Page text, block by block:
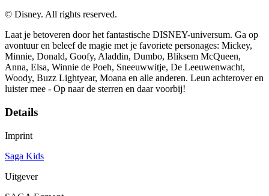
© Disney. All rights reserved.
Laat je betoveren door het fantastische DISNEY-universum. Ga op
avontuur en beleef de magie met je favoriete personages: Mickey,
Minnie, Donald, Goofy, Aladdin, Dumbo, Bliksem McQueen,
Anna, Elsa, Winnie de Poeh, Sneeuwwitje, De Leeuwenwacht,
Woody, Buzz Lightyear, Moana en alle anderen. Leun achterover en
luister mee - Op naar de sterren en daar voorbij!
Details
Imprint
Saga Kids
Uitgever